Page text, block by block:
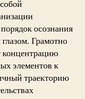
осознания
Грамотно
концентрацию
элементов к
траекторию